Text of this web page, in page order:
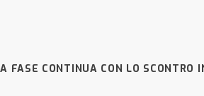
FASE CONTINUA CON LO SCONTRO